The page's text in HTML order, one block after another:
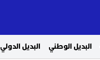
البديل الوطني البديل الدولي